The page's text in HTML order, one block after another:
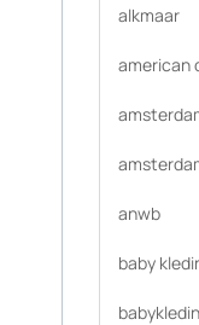
alkmaar
american
anwb
baby